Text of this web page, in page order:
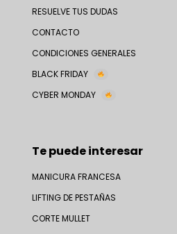
RESUELVE TUS DUDAS
CONTACTO
CONDICIONES GENERALES
BLACK FRIDAY
CYBER MONDAY
Te puede interesar
MANICURA FRANCESA
LIFTING DE PESTAÑAS
CORTE MULLET